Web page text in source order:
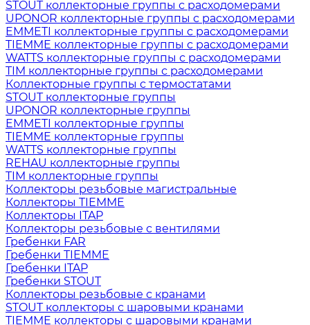
STOUT коллекторные группы с расходомерами
UPONOR коллекторные группы с расходомерами
EMMETI коллекторные группы с расходомерами
TIEMME коллекторные группы с расходомерами
WATTS коллекторные группы с расходомерами
TIM коллекторные группы с расходомерами
Коллекторные группы с термостатами
STOUT коллекторные группы
UPONOR коллекторные группы
EMMETI коллекторные группы
TIEMME коллекторные группы
WATTS коллекторные группы
REHAU коллекторные группы
TIM коллекторные группы
Коллекторы резьбовые магистральные
Коллекторы TIEMME
Коллекторы ITAP
Коллекторы резьбовые с вентилями
Гребенки FAR
Гребенки TIEMME
Гребенки ITAP
Гребенки STOUT
Коллекторы резьбовые с кранами
STOUT коллекторы с шаровыми кранами
TIEMME коллекторы с шаровыми кранами